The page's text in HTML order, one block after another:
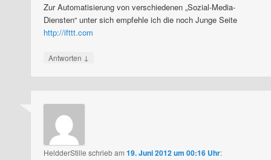
Zur Automatisierung von verschiedenen „Sozial-Media-
Diensten“ unter sich empfehle ich die noch Junge Seite
http://ifttt.com
Antworten ↓
HeldderStille schriebam19. Juni 2012 um 00:16 Uhr: